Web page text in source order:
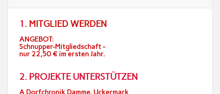
1. MITGLIED WERDEN
ANGEBOT:
Schnupper-Mitgliedschaft -
nur 22,50 € im ersten Jahr.
2. PROJEKTE UNTERSTÜTZEN
A Dorfchronik Damme, Uckermark